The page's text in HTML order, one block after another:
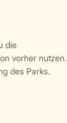
die
vorher nutzen.
des Parks.